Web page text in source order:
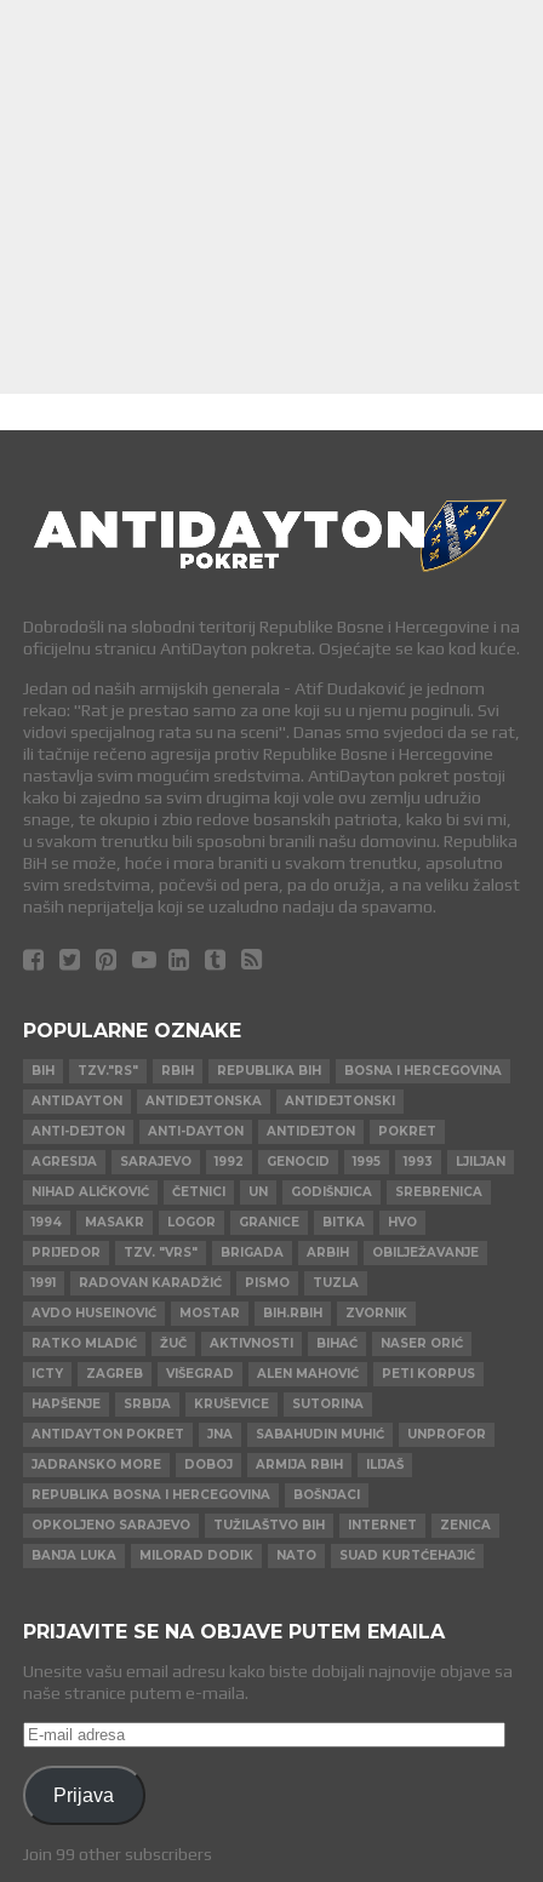
Dobrodošli na slobodni teritorij Republike Bosne i Hercegovine i na
oficijelnu stranicu AntiDayton pokreta. Osjećajte se kao kod kuće.
Jedan od naših armijskih generala - Atif Dudaković je jednom
rekao: "Rat je prestao samo za one koji su u njemu poginuli. Svi
vidovi specijalnog rata su na sceni". Danas smo svjedoci da se rat,
ili tačnije rečeno agresija protiv Republike Bosne i Hercegovine
nastavlja svim mogućim sredstvima. AntiDayton pokret postoji
kako bi zajedno sa svim drugima koji vole ovu zemlju udružio
snage, te okupio i zbio redove bosanskih patriota, kako bi svi mi,
u svakom trenutku bili sposobni branili našu domovinu. Republika
BiH se može, hoće i mora braniti u svakom trenutku, apsolutno
svim sredstvima, počevši od pera, pa do oružja, a na veliku žalost
naših neprijatelja koji se uzaludno nadaju da spavamo.
POPULARNE OZNAKE
BIH TZV."RS" RBIH REPUBLIKA BIH
BOSNA I HERCEGOVINA
ANTIDAYTON
ANTIDEJTONSKA
ANTIDEJTONSKI
ANTI-DEJTON
ANTI-DAYTON ANTIDEJTON
POKRET
AGRESIJA
SARAJEVO 1992 GENOCID 1995 1993
LJILJAN
NIHAD ALIČKOVIĆ
ČETNICI UN GODIŠNJICA
SREBRENICA
1994
MASAKR LOGOR GRANICE BITKA
HVO
PRIJEDOR
TZV. "VRS" BRIGADA ARBIH
OBILJEŽAVANJE
1991
RADOVAN KARADŽIĆ PISMO
TUZLA
AVDO HUSEINOVIĆ
MOSTAR BIH.RBIH
ZVORNIK
RATKO MLADIĆ
ŽUČ AKTIVNOSTI BIHAĆ
NASER ORIĆ
ICTY
ZAGREB VIŠEGRAD ALEN MAHOVIĆ
PETI KORPUS
HAPŠENJE
SRBIJA KRUŠEVICE
SUTORINA
ANTIDAYTON POKRET
JNA SABAHUDIN MUHIĆ
UNPROFOR
JADRANSKO MORE
DOBOJ ARMIJA RBIH
ILIJAŠ
REPUBLIKA BOSNA I HERCEGOVINA
BOŠNJACI
OPKOLJENO SARAJEVO
TUŽILAŠTVO BIH INTERNET
ZENICA
BANJA LUKA
MILORAD DODIK NATO SUAD KURTĆEHAJIĆ
PRIJAVITE SE NA OBJAVE PUTEM EMAILA
Unesite vašu email adresu kako biste dobijali najnovije objave sa
naše stranice putem e-maila.
E-
mail
adresa
Prijava
Join 99 other subscribers